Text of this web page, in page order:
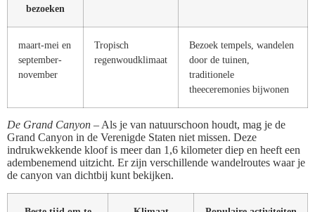
bezoeken
maart-mei en
september-
november
Tropisch
regenwoudklimaat
Bezoek tempels, wandelen
door de tuinen,
traditionele
theeceremonies bijwonen
De Grand Canyon – Als je van natuurschoon houdt, mag je de
Grand Canyon in de Verenigde Staten niet missen. Deze
indrukwekkende kloof is meer dan 1,6 kilometer diep en heeft een
adembenemend uitzicht. Er zijn verschillende wandelroutes waar je
de canyon van dichtbij kunt bekijken.